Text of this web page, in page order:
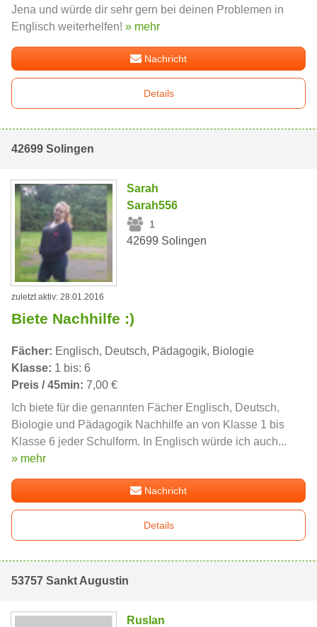
Jena und würde dir sehr gern bei deinen Problemen in
Englisch weiterhelfen! » mehr
Nachricht
Details
42699 Solingen
Sarah
Sarah556
1
42699 Solingen
zuletzt aktiv: 28.01.2016
Biete Nachhilfe :)
Fächer: Englisch, Deutsch, Pädagogik, Biologie
Klasse: 1 bis: 6
Preis / 45min: 7,00 €
Ich biete für die genannten Fächer Englisch, Deutsch,
Biologie und Pädagogik Nachhilfe an von Klasse 1 bis
Klasse 6 jeder Schulform. In Englisch würde ich auch...
» mehr
Nachricht
Details
53757 Sankt Augustin
Ruslan